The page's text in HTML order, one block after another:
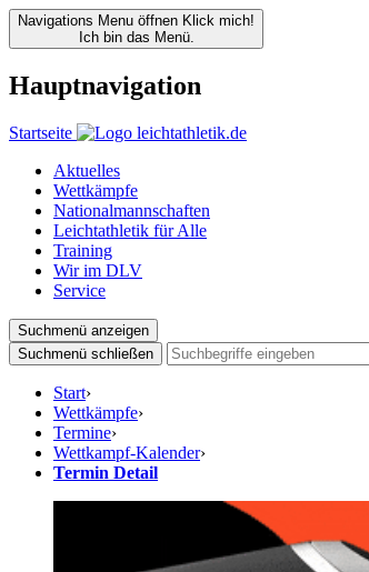
Navigations Menu öffnen Klick mich!
Ich bin das Menü.
Hauptnavigation
Startseite
Aktuelles
Wettkämpfe
Nationalmannschaften
Leichtathletik für Alle
Training
Wir im DLV
Service
Suchmenü anzeigen
Suchmenü schließen
Start›
Wettkämpfe›
Termine›
Wettkampf-Kalender›
Termin Detail